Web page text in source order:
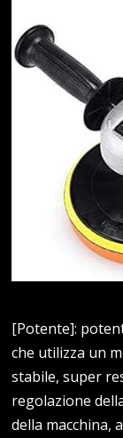
[Potente]:
che utilizza un
stabile, super
regolazione
della macchina,